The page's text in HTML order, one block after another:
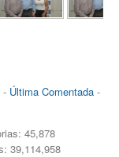
- Última Comentada-
45,878
39,114,958